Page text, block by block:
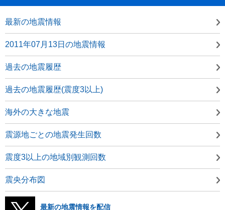
最新の地震情報
2011年07月13日の地震情報
過去の地震履歴
過去の地震履歴(震度3以上)
海外の大きな地震
震源地ごとの地震発生回数
震度3以上の地域別観測回数
震央分布図
最新の地震情報を配信